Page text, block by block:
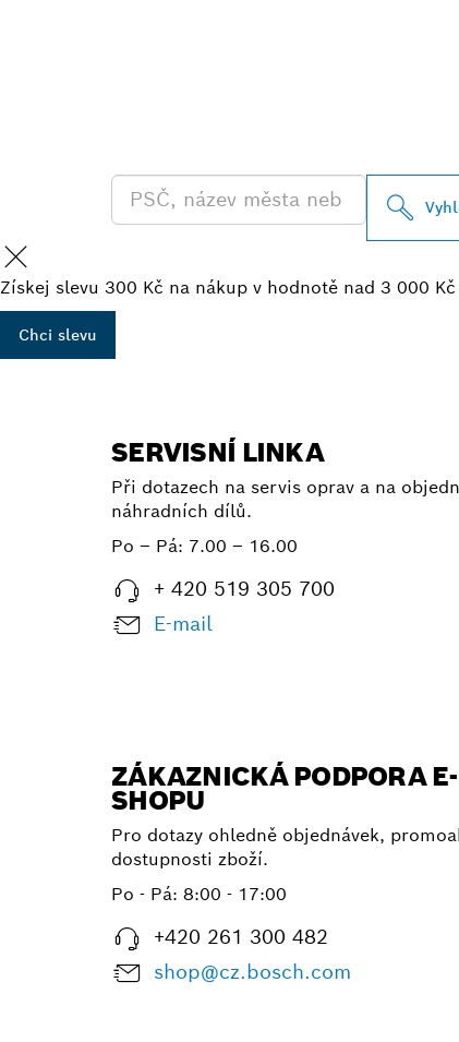
Získej slevu 300 Kč na nákup v hodnotě nad 3 000
Chci slevu
SERVISNÍ LINKA
Při dotazech na servis oprav a na
náhradních dílů.
Po – Pá: 7.00 – 16.00
+ 420 519 305 700
E-mail
ZÁKAZNICKÁ PODPORA E-
SHOPU
Pro dotazy ohledně objednávek,
dostupnosti zboží.
Po - Pá: 8:00 - 17:00
+420 261 300 482
shop@cz.bosch.com